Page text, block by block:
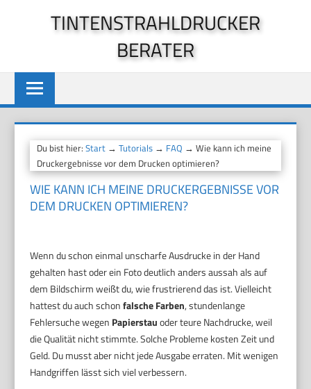
TINTENSTRAHLDRUCKER
BERATER
Du bist hier:Start →Tutorials → FAQ → Wie kann ich meine
Druckergebnisse vor dem Drucken optimieren?
WIE KANN ICH MEINE DRUCKERGEBNISSE VOR
DEM DRUCKEN OPTIMIEREN?
Wenn du schon einmal unscharfe Ausdrucke in der Hand
gehalten hast oder ein Foto deutlich anders aussah als auf
dem Bildschirm weißt du, wie frustrierend das ist. Vielleicht
hattest du auch schonfalsche Farben, stundenlange
Fehlersuche wegen Papierstauoder teure Nachdrucke, weil
die Qualität nicht stimmte. Solche Probleme kosten Zeit und
Geld. Du musst aber nicht jede Ausgabe erraten. Mit wenigen
Handgriffen lässt sich viel verbessern.